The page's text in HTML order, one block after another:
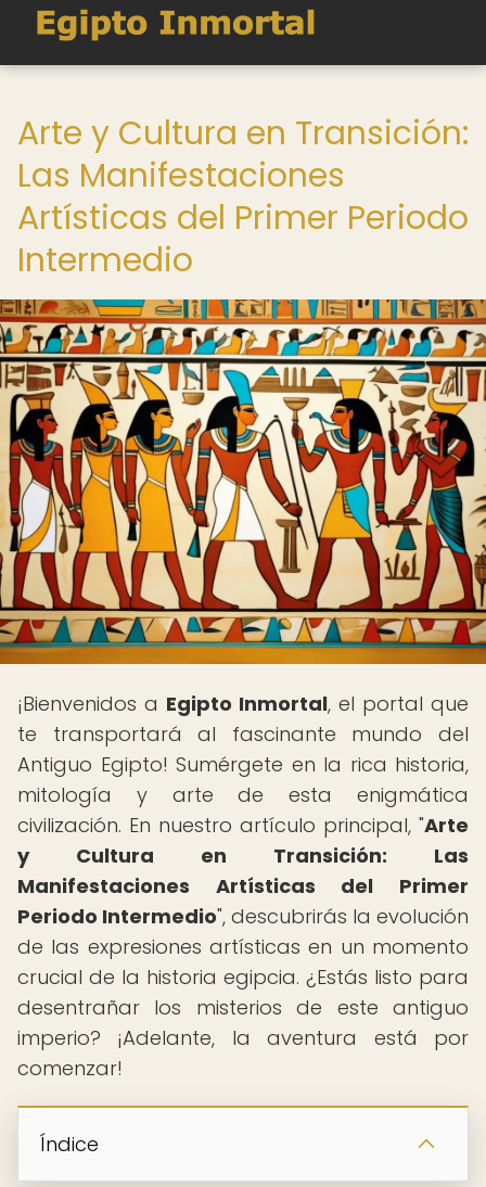
Arte y Cultura en Transición:
Las Manifestaciones
Artísticas del Primer Periodo
Intermedio
¡Bienvenidos a Egipto Inmortal, el portal que
te transportará al fascinante mundo del
Antiguo Egipto! Sumérgete en la rica historia,
mitología y arte de esta enigmática
civilización. En nuestro artículo principal, "Arte
y Cultura en Transición: Las
Manifestaciones Artísticas del Primer
Periodo Intermedio", descubrirás la evolución
de las expresiones artísticas en un momento
crucial de la historia egipcia. ¿Estás listo para
desentrañar los misterios de este antiguo
imperio? ¡Adelante, la aventura está por
comenzar!
Índice